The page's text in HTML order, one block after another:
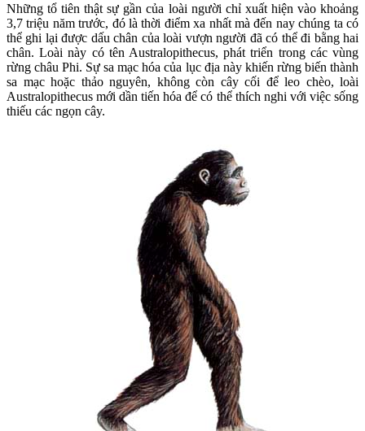
Những tổ tiên thật sự gần của loài người chỉ xuất hiện vào khoảng
3,7 triệu năm trước, đó là thời điểm xa nhất mà đến nay chúng ta có
thể ghi lại được dấu chân của loài vượn người đã có thể đi bằng hai
chân. Loài này có tên Australopithecus, phát triển trong các vùng
rừng châu Phi. Sự sa mạc hóa của lục địa này khiến rừng biến thành
sa mạc hoặc thảo nguyên, không còn cây cối để leo chèo, loài
Australopithecus mới dần tiến hóa để có thể thích nghi với việc sống
thiếu các ngọn cây.